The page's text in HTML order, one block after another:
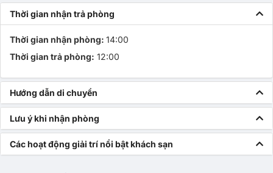
Thời gian nhận trả phòng
Thời gian nhận phòng: 14:00
Thời gian trả phòng: 12:00
Hướng dẫn di chuyển
Lưu ý khi nhận phòng
Các hoạt động giải trí nổi bật khách sạn